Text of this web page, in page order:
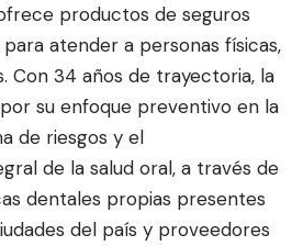
productos de seguros
atender a personas físicas,
Con 34 años de trayectoria, la
su enfoque preventivo en la
de riesgos y el
de la salud oral, a través de
dentales propias presentes
del país y proveedores